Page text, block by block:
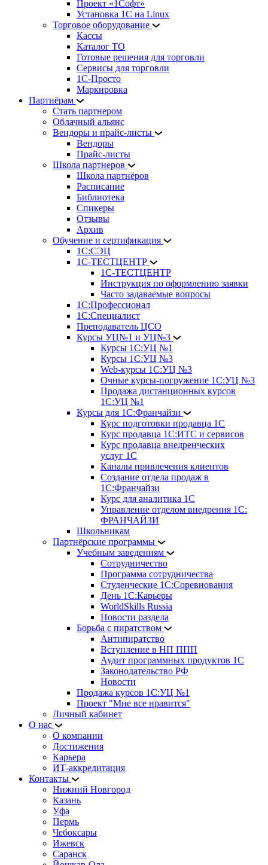
Проект «1Софт»
Установка 1С на Linux
Торговое оборудование
Кассы
Каталог ТО
Готовые решения для торговли
Сервисы для торговли
1С-Просто
Маркировка
Партнёрам
Стать партнером
Облачный альянс
Вендоры и прайс-листы
Вендоры
Прайс-листы
Школа партнеров
Школа партнёров
Расписание
Библиотека
Спикеры
Отзывы
Архив
Обучение и сертификация
1С:СЭЦ
1С-ТЕСТЦЕНТР
1С-ТЕСТЦЕНТР
Инструкция по оформлению заявки
Часто задаваемые вопросы
1С:Профессионал
1С:Специалист
Преподаватель ЦСО
Курсы УЦ№1 и УЦ№3
Курсы 1С:УЦ №1
Курсы 1С:УЦ №3
Web-курсы 1С:УЦ №3
Очные курсы-погружение 1С:УЦ №3
Продажа дистанционных курсов
1С:УЦ №1
Курсы для 1С:Франчайзи
Курс подготовки продавца 1С
Курс продавца 1С:ИТС и сервисов
Курс продавца внедренческих
услуг 1С
Каналы привлечения клиентов
Создание отдела продаж в
1С:Франчайзи
Курс для аналитика 1С
Управление отделом внедрения 1С:
ФРАНЧАЙЗИ
Школьникам
Партнёрские программы
Учебным заведениям
Сотрудничество
Программа сотрудничества
Студенческие 1С:Соревнования
День 1С:Карьеры
WorldSkills Russia
Новости раздела
Борьба с пиратством
Антипиратство
Вступление в НП ППП
Аудит программных продуктов 1С
Законодательство РФ
Новости
Продажа курсов 1С:УЦ №1
Проект "Мне все нравится"
Личный кабинет
О нас
О компании
Достижения
Карьера
ИТ-аккредитация
Контакты
Нижний Новгород
Казань
Уфа
Пермь
Чебоксары
Ижевск
Саранск